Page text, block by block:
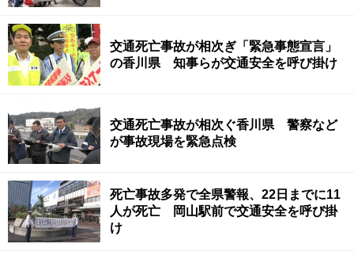
交通死亡事故が相次ぎ「緊急事態宣言」
の香川県 知事らが交通安全を呼び掛け
交通死亡事故が相次ぐ香川県 警察など
が事故現場を緊急点検
死亡事故多発で全県警報、22日までに11
人が死亡 岡山駅前で交通安全を呼び掛
け